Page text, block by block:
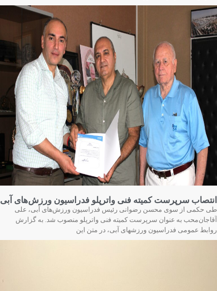
سرپرست کمیته فنی واترپلو فدراسیون ورزش‌های آبی
حکمی از سوی محسن رضوانی رئیس فدراسیون ورزش‌های آبی، علی
به عنوان سرپرست کمیته فنی واترپلو منصوب شد. به گزارش
عمومی فدراسیون ورزشهای آبی، در متن این